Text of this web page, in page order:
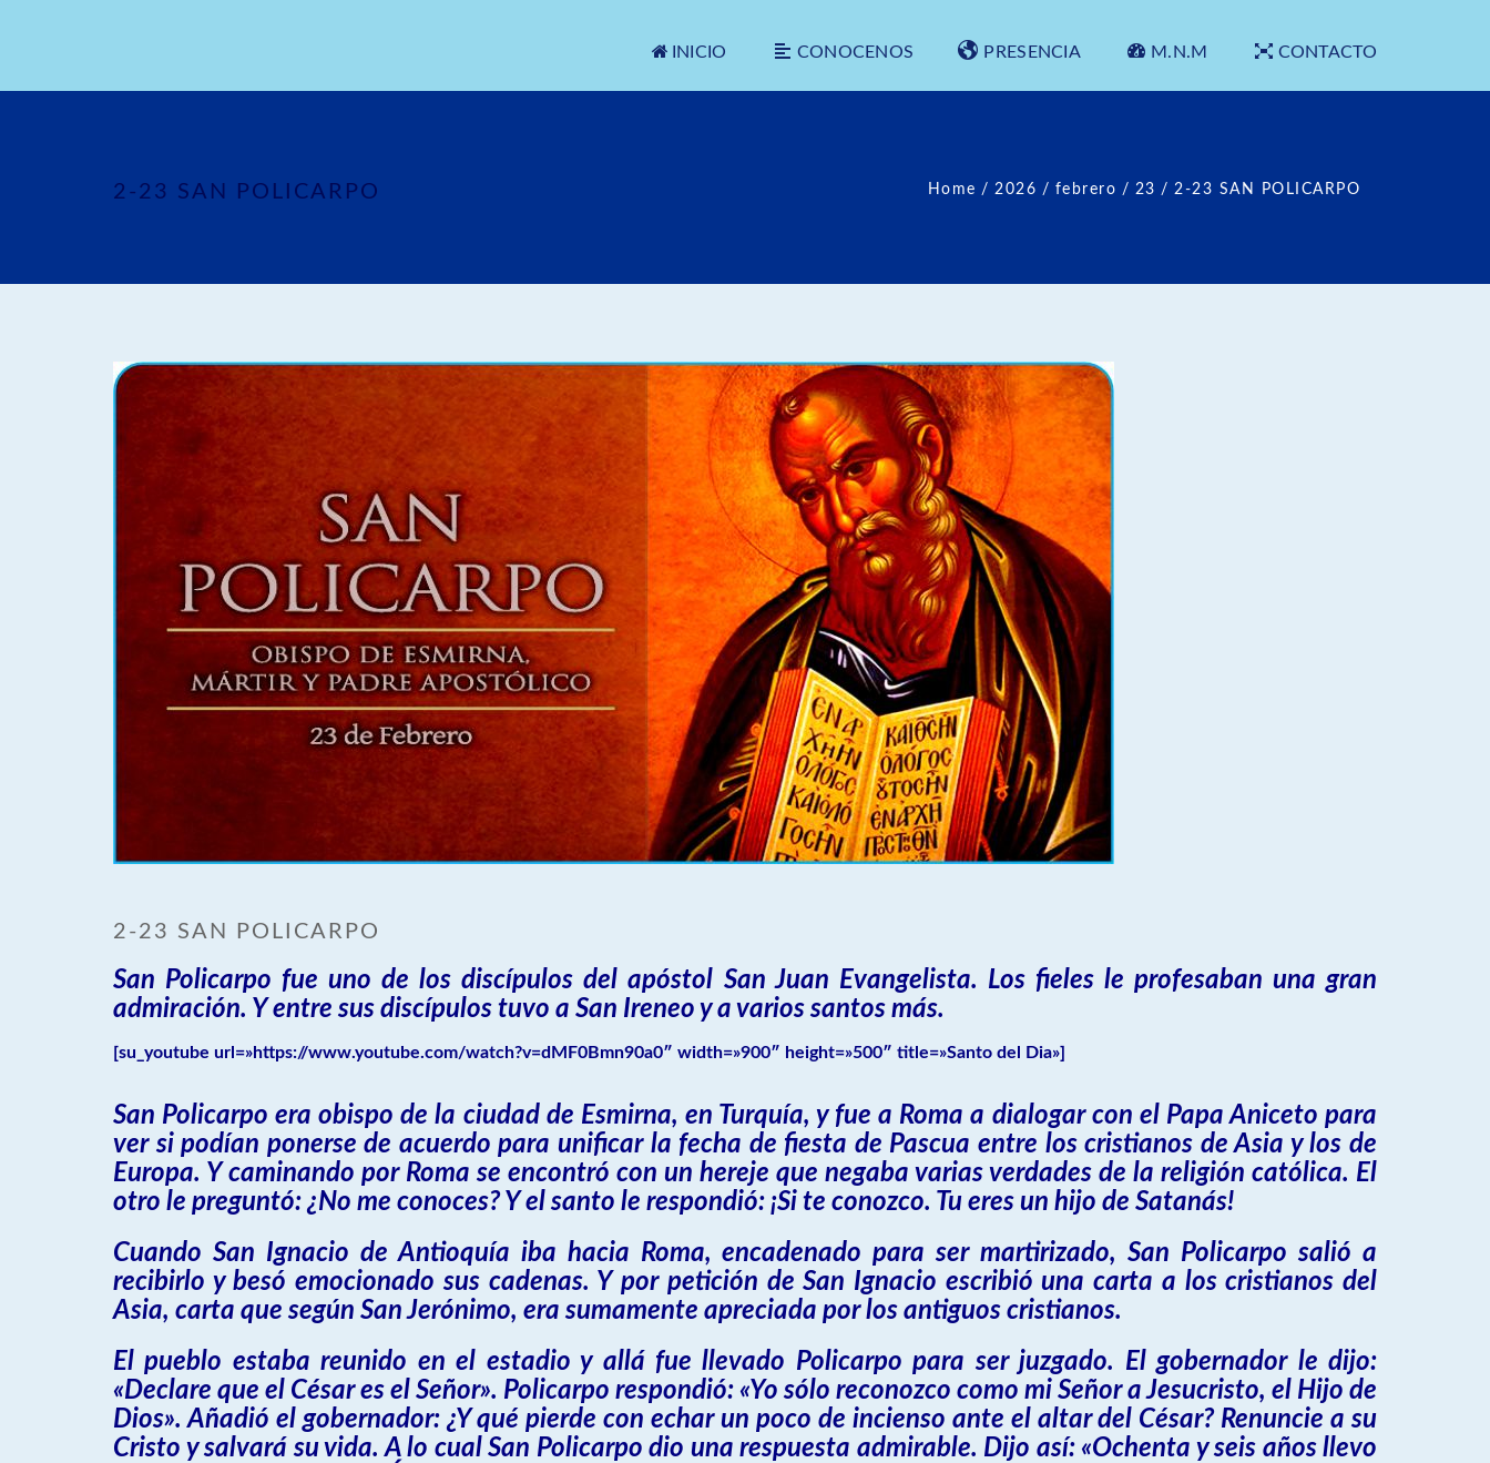
INICIO CONOCENOS PRESENCIA M.N.M CONTACTO
2-23 SAN POLICARPO Home / 2026 / febrero / 23 / 2-23 SAN POLICARPO
2-23 SAN POLICARPO
San Policarpo fue uno de los discípulos del apóstol San Juan Evangelista. Los fieles le profesaban una gran
admiración. Y entre sus discípulos tuvo a San Ireneo y a varios santos más.
[su_youtube url=»https://www.youtube.com/watch?v=dMF0Bmn90a0″ width=»900″ height=»500″ title=»Santo del Dia»]
San Policarpo era obispo de la ciudad de Esmirna, en Turquía, y fue a Roma a dialogar con el Papa Aniceto para
ver si podían ponerse de acuerdo para unificar la fecha de fiesta de Pascua entre los cristianos de Asia y los de
Europa. Y caminando por Roma se encontró con un hereje que negaba varias verdades de la religión católica. El
otro le preguntó: ¿No me conoces? Y el santo le respondió: ¡Si te conozco. Tu eres un hijo de Satanás!
Cuando San Ignacio de Antioquía iba hacia Roma, encadenado para ser martirizado, San Policarpo salió a
recibirlo y besó emocionado sus cadenas. Y por petición de San Ignacio escribió una carta a los cristianos del
Asia, carta que según San Jerónimo, era sumamente apreciada por los antiguos cristianos.
El pueblo estaba reunido en el estadio y allá fue llevado Policarpo para ser juzgado. El gobernador le dijo:
«Declare que el César es el Señor». Policarpo respondió: «Yo sólo reconozco como mi Señor a Jesucristo, el Hijo de
Dios». Añadió el gobernador: ¿Y qué pierde con echar un poco de incienso ante el altar del César? Renuncie a su
Cristo y salvará su vida. A lo cual San Policarpo dio una respuesta admirable. Dijo así: «Ochenta y seis años llevo